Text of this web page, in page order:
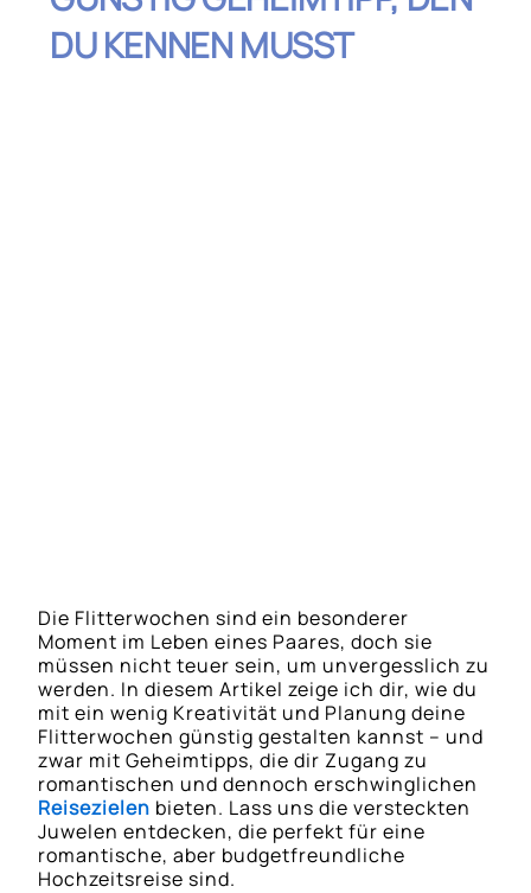
DU KENNEN MUSST
Die Flitterwochen sind ein besonderer
Moment im Leben eines Paares, doch sie
müssen nicht teuer sein, um unvergesslich zu
werden. In diesem Artikel zeige ich dir, wie du
mit ein wenig Kreativität und Planung deine
Flitterwochen günstig gestalten kannst – und
zwar mit Geheimtipps, die dir Zugang zu
romantischen und dennoch erschwinglichen
Reisezielen bieten. Lass uns die versteckten
Juwelen entdecken, die perfekt für eine
romantische, aber budgetfreundliche
Hochzeitsreise sind.